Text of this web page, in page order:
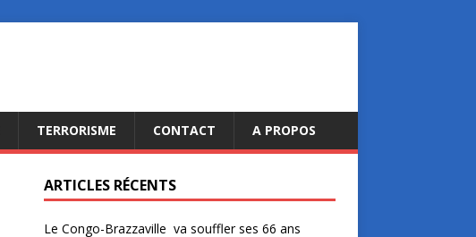
TERRORISME CONTACT A PROPOS
ARTICLES RÉCENTS
Le Congo-Brazzaville va souffler ses 66 ans